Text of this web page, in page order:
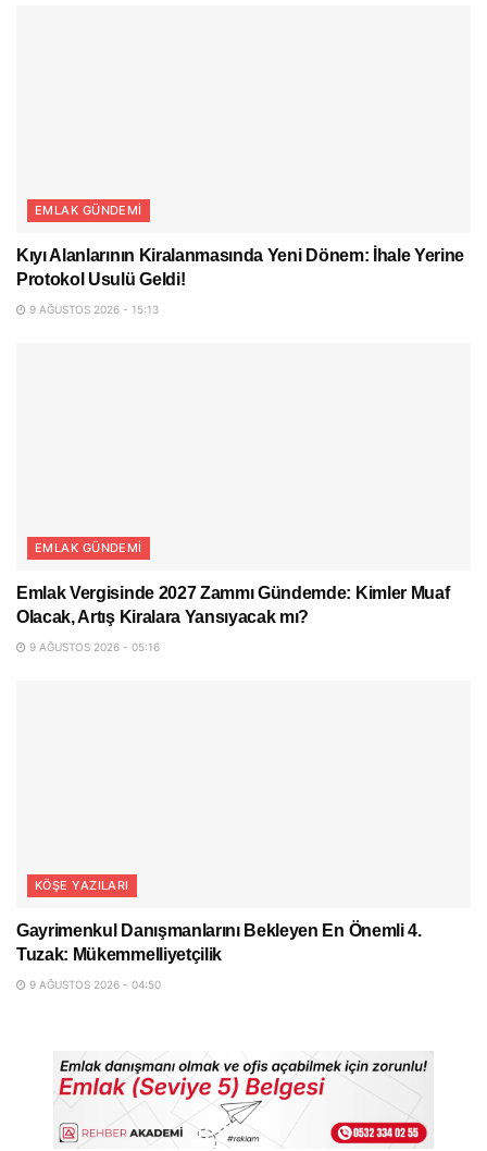
EMLAK GÜNDEMI
Kıyı Alanlarının Kiralanmasında Yeni Dönem: İhale Yerine
Protokol Usulü Geldi!
9 AĞUSTOS 2026 - 15:13
EMLAK GÜNDEMI
Emlak Vergisinde 2027 Zammı Gündemde: Kimler Muaf
Olacak, Artış Kiralara Yansıyacak mı?
9 AĞUSTOS 2026 - 05:16
KÖŞE YAZILARI
Gayrimenkul Danışmanlarını Bekleyen En Önemli 4.
Tuzak: Mükemmelliyetçilik
9 AĞUSTOS 2026 - 04:50